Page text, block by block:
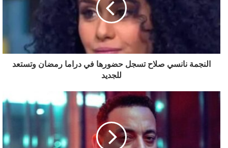
النجمة نانسي صلاح تسجل حضورها في دراما رمضان وتستعد
للجديد